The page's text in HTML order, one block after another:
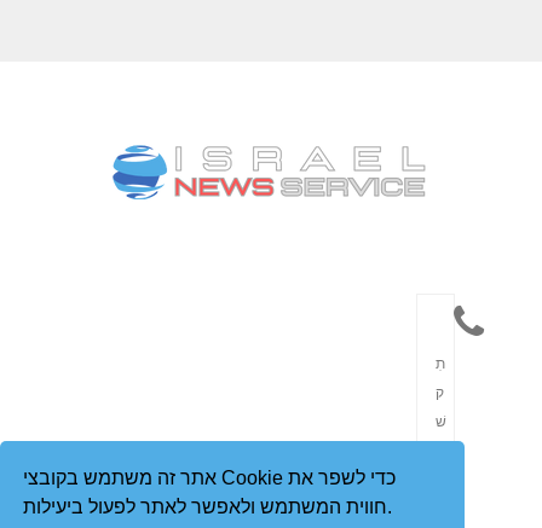
אתר זה משתמש בקובצי Cookie כדי לשפר את
חווית המשתמש ולאפשר לאתר לפעול ביעילות.
תִ
ק
שׁ